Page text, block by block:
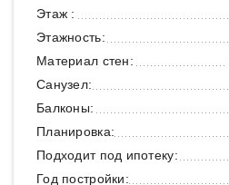
Этаж :
Этажность:
Материал стен:
Санузел:
Балконы:
Планировка:
Подходит под ипотеку:
Год постройки: